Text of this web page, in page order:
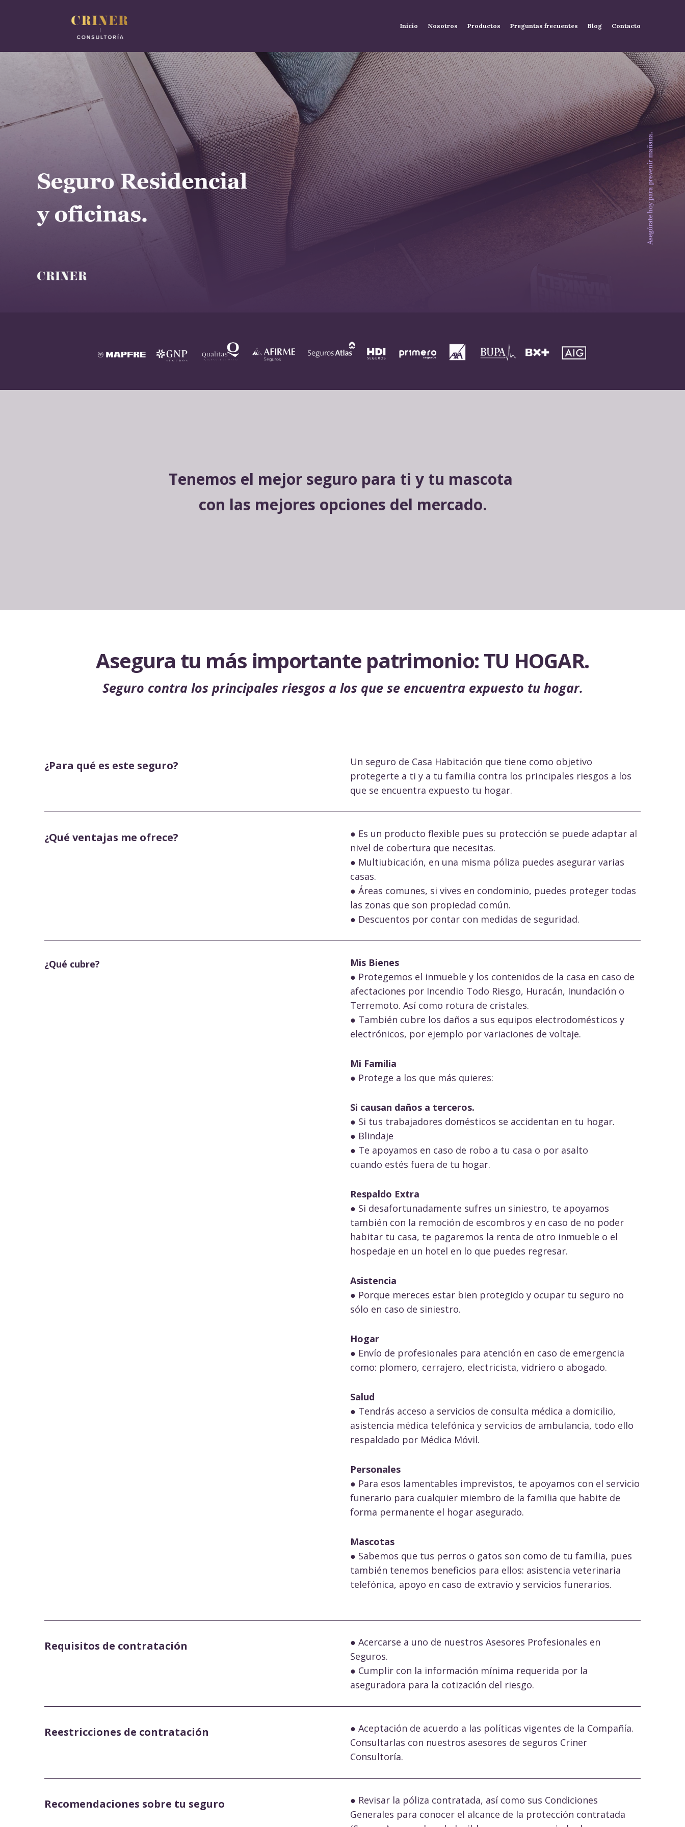
Inicio Nosotros Productos Preguntas frecuentes Blog Contacto
Tenemos el mejor seguro para ti y tu mascota
con las mejores opciones del mercado.
Asegura tu más importante patrimonio: TU HOGAR.
Seguro contra los principales riesgos a los que se encuentra expuesto tu hogar.
¿Para qué es este seguro?
Un seguro de Casa Habitación que tiene como objetivo
protegerte a ti y a tu familia contra los principales riesgos a los
que se encuentra expuesto tu hogar.
¿Qué ventajas me ofrece?
● Es un producto flexible pues su protección se puede adaptar al
nivel de cobertura que necesitas.
● Multiubicación, en una misma póliza puedes asegurar varias
casas.
● Áreas comunes, si vives en condominio, puedes proteger todas
las zonas que son propiedad común.
● Descuentos por contar con medidas de seguridad.
¿Qué cubre?
Mis Bienes
● Protegemos el inmueble y los contenidos de la casa en caso de
afectaciones por Incendio Todo Riesgo, Huracán, Inundación o
Terremoto. Así como rotura de cristales.
● También cubre los daños a sus equipos electrodomésticos y
electrónicos, por ejemplo por variaciones de voltaje.
Mi Familia
● Protege a los que más quieres:
Si causan daños a terceros.
● Si tus trabajadores domésticos se accidentan en tu hogar.
● Blindaje
● Te apoyamos en caso de robo a tu casa o por asalto
cuando estés fuera de tu hogar.
Respaldo Extra
● Si desafortunadamente sufres un siniestro, te apoyamos
también con la remoción de escombros y en caso de no poder
habitar tu casa, te pagaremos la renta de otro inmueble o el
hospedaje en un hotel en lo que puedes regresar.
Asistencia
● Porque mereces estar bien protegido y ocupar tu seguro no
sólo en caso de siniestro.
Hogar
● Envío de profesionales para atención en caso de emergencia
como: plomero, cerrajero, electricista, vidriero o abogado.
Salud
● Tendrás acceso a servicios de consulta médica a domicilio,
asistencia médica telefónica y servicios de ambulancia, todo ello
respaldado por Médica Móvil.
Personales
● Para esos lamentables imprevistos, te apoyamos con el servicio
funerario para cualquier miembro de la familia que habite de
forma permanente el hogar asegurado.
Mascotas
● Sabemos que tus perros o gatos son como de tu familia, pues
también tenemos beneficios para ellos: asistencia veterinaria
telefónica, apoyo en caso de extravío y servicios funerarios.
Requisitos de contratación
● Acercarse a uno de nuestros Asesores Profesionales en
Seguros.
● Cumplir con la información mínima requerida por la
aseguradora para la cotización del riesgo.
Reestricciones de contratación
● Aceptación de acuerdo a las políticas vigentes de la Compañía.
Consultarlas con nuestros asesores de seguros Criner
Consultoría.
Recomendaciones sobre tu seguro
● Revisar la póliza contratada, así como sus Condiciones
Generales para conocer el alcance de la protección contratada